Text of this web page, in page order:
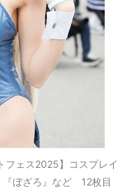
フェス2025】コスプレイ
『ぼざろ』など 12枚目